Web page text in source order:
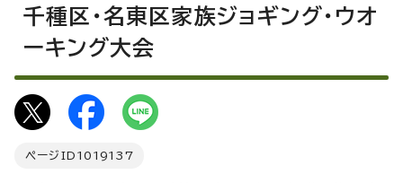
千種区・名東区家族ジョギング・ウオ
ーキング大会
ページID 1019137